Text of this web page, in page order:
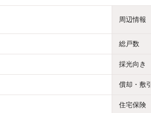
周辺情報
総戸数
採光向き
償却・敷引
住宅保険